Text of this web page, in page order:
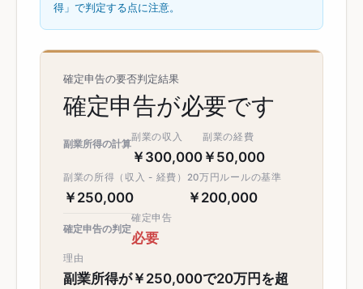
得」で判定する点に注意。
確定申告の要否判定結果
確定申告が必要です
副業所得の計算
副業の収入
￥300,000
副業の経費
￥50,000
副業の所得（収入 - 経費）
￥250,000
20万円ルールの基準
￥200,000
確定申告の判定
確定申告
必要
理由
副業所得が￥250,000で20万円を超